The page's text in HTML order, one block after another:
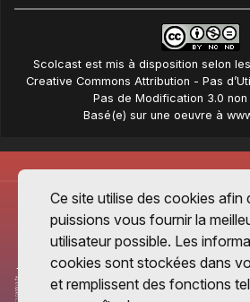
Scolcast est mis à disposition selon
Creative Commons Attribution - Pas
Pas de Modification 3.0
Basé(e) sur une oeuvre à
Ce site utilise des cookies afin
puissions vous fournir la
utilisateur possible. Les
cookies sont stockées dans
et remplissent des fonctions